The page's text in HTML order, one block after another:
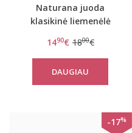
Naturana juoda
klasikinė liemenėlė
1490€ 1800€
DAUGIAU
-17%